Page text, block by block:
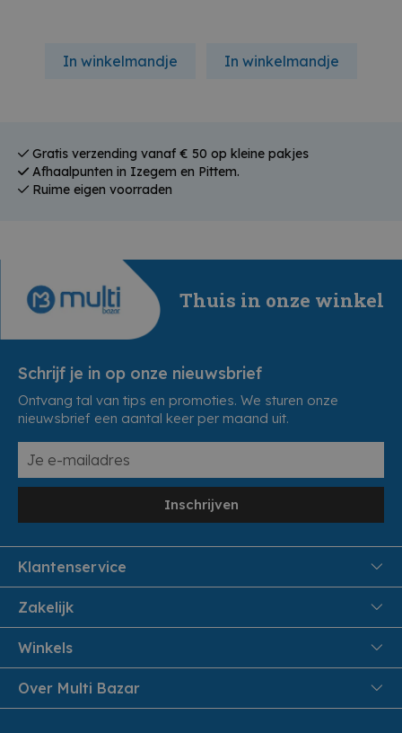
In winkelmandje In winkelmandje
Gratis verzending vanaf € 50 op kleine pakjes
Afhaalpunten in Izegem en Pittem.
Ruime eigen voorraden
Thuis in onze winkel
Schrijf je in op onze nieuwsbrief
Ontvang tal van tips en promoties. We sturen onze
nieuwsbrief een aantal keer per maand uit.
Inschrijven
Klantenservice
FAQ
Veiligheid en Privacy
Leveren aan huis
Zakelijk
Samenwoonactie
B2B
Winkels
Pittem
Izegem
Over Multi Bazar